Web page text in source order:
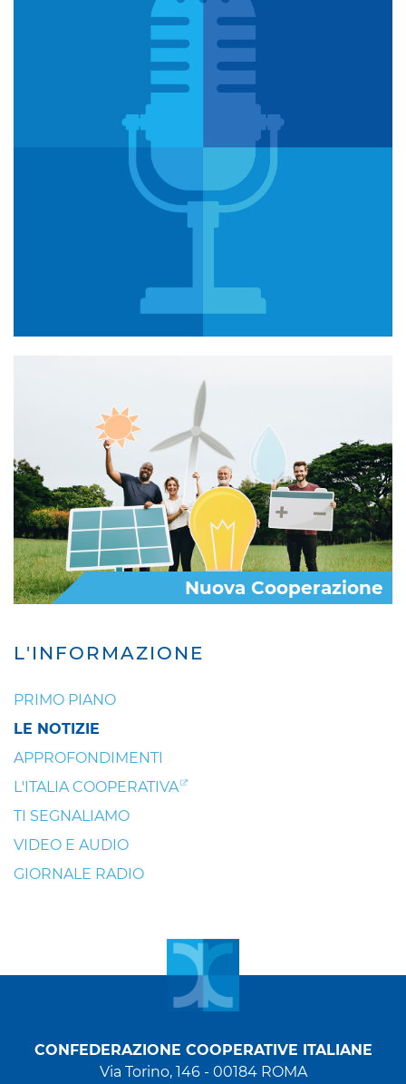
L'INFORMAZIONE
PRIMO PIANO
LE NOTIZIE
APPROFONDIMENTI
L'ITALIA COOPERATIVA
TI SEGNALIAMO
VIDEO E AUDIO
GIORNALE RADIO
Nuova Cooperazione
CONFEDERAZIONE COOPERATIVE ITALIANE
Via Torino, 146 - 00184 ROMA